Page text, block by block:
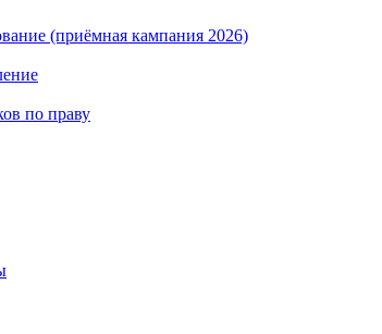
(приёмная кампания 2026)
по праву